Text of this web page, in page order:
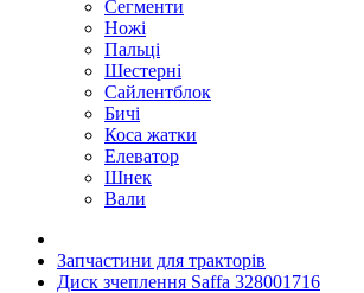
Сегменти
Ножі
Пальці
Шестерні
Сайлентблок
Бичі
Коса жатки
Елеватор
Шнек
Вали
Запчастини для тракторів
Диск зчеплення Saffa 328001716